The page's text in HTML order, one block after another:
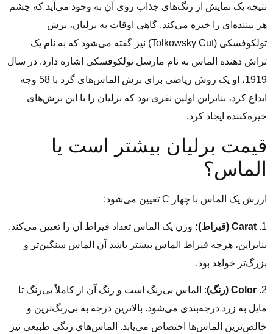
نتیجه یک نمایش از رنگ‌های جذاب روی آن به وجود می‌آید که چشم
هر بیننده‌ای را خیره می‌کند. گاهی اوقات به برلیان، برش
تولکوفسکی (Tolkowsky Cut) نیز گفته می‌شود که به نام یک
تراش دهنده الماس به نام مارسل تولکوفسکی اشاره دارد. در سال
1919، او یک روش ریاضی برای برش الماس‌های گرد با 58 وجه
ابداع کرد، بنابراین اولین نفری بود که برلیان را با این برش‌های
خیره‌کننده ایجاد کرد.
قیمت برلیان بیشتر است یا
الماس؟
ارزش یک الماس با چهار C تعیین می‌شود:
1. Carat (قیراط):
وزن یک الماس تعداد قیراط آن را تعیین می‌کند.
بنابراین، هرچه قیراط الماس بیشتر باشد آن الماس سنگین‌تر و
بزرگ‌تر خواهد بود.
2. Color (رنگ)
: الماس بی‌رنگ است و رنگ آن از کاملاً بی‌رنگ تا
مایل به زرد درجه‌بندی می‌شود. بالاترین درجه به بی‌رنگ‌ترین و
خالص‌ترین الماس‌ها اختصاص می‌یابد. الماس‌های رنگی طبیعی نیز